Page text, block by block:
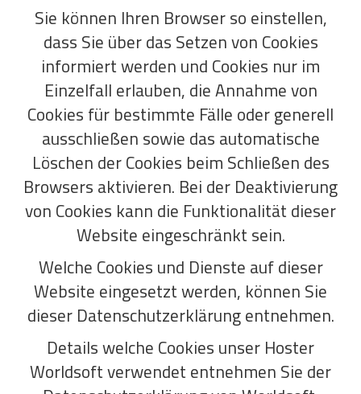
Sie können Ihren Browser so einstellen,
dass Sie über das Setzen von Cookies
informiert werden und Cookies nur im
Einzelfall erlauben, die Annahme von
Cookies für bestimmte Fälle oder generell
ausschließen sowie das automatische
Löschen der Cookies beim Schließen des
Browsers aktivieren. Bei der Deaktivierung
von Cookies kann die Funktionalität dieser
Website eingeschränkt sein.
Welche Cookies und Dienste auf dieser
Website eingesetzt werden, können Sie
dieser Datenschutzerklärung entnehmen.
Details welche Cookies unser Hoster
Worldsoft verwendet entnehmen Sie der